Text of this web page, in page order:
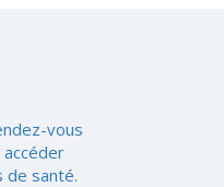
vous
accéder
de santé.